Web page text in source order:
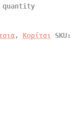
quantity
, Κορίτσι
SKU: